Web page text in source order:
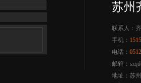
苏州
联系人：
手机：
电话：
邮箱：
地址：苏